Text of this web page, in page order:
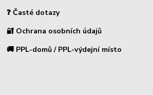
❓ Časté dotazy
🔐 Ochrana osobních údajů
🚚 PPL-domů / PPL-výdejní místo